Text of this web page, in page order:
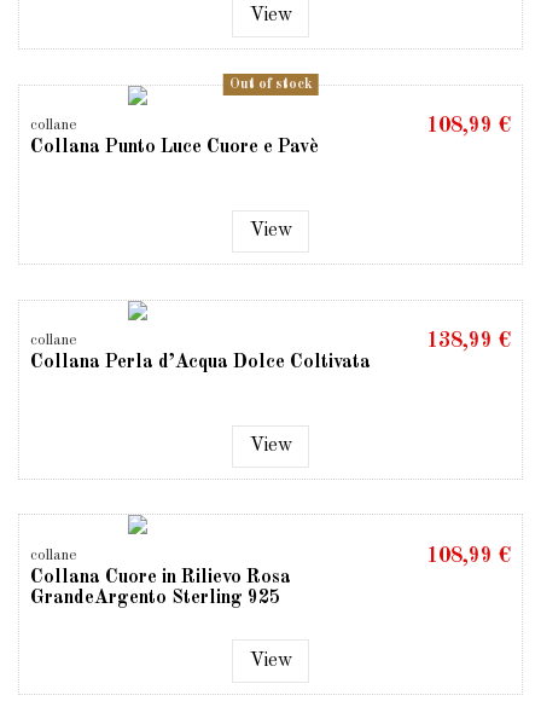
View
Out of stock
collane
Collana Punto Luce Cuore e Pavè
108,99 €
View
collane
Collana Perla d’Acqua Dolce Coltivata
138,99 €
View
collane
Collana Cuore in Rilievo Rosa
GrandeArgento Sterling 925
108,99 €
View